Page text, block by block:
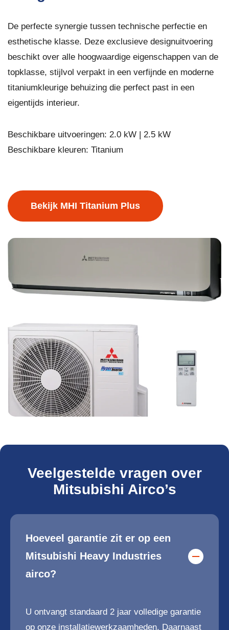
De perfecte synergie tussen technische perfectie en
esthetische klasse. Deze exclusieve designuitvoering
beschikt over alle hoogwaardige eigenschappen van de
topklasse, stijlvol verpakt in een verfijnde en moderne
titaniumkleurige behuizing die perfect past in een
eigentijds interieur.
Beschikbare uitvoeringen: 2.0 kW | 2.5 kW
Beschikbare kleuren: Titanium
Bekijk MHI Titanium Plus
Veelgestelde vragen over
Mitsubishi Airco’s
Hoeveel garantie zit er op een
Mitsubishi Heavy Industries
airco?
U ontvangt standaard 2 jaar volledige garantie
op onze installatiewerkzaamheden. Daarnaast